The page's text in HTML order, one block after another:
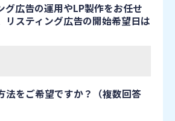
グ広告の運用やLP製作をお任せ
リスティング広告の開始希望日は
法をご希望ですか？（複数回答